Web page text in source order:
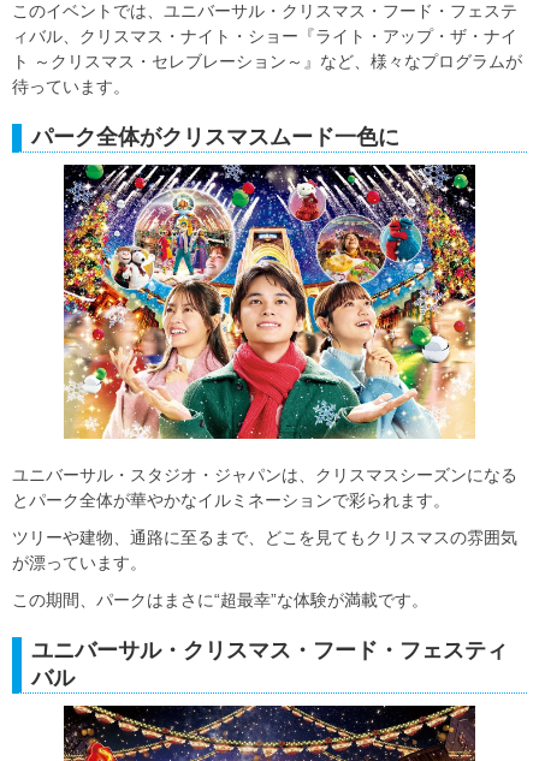
このイベントでは、ユニバーサル・クリスマス・フード・フェステ
ィバル、クリスマス・ナイト・ショー『ライト・アップ・ザ・ナイ
ト ～クリスマス・セレブレーション～』など、様々なプログラムが
待っています。
パーク全体がクリスマスムード一色に
ユニバーサル・スタジオ・ジャパンは、クリスマスシーズンになる
とパーク全体が華やかなイルミネーションで彩られます。
ツリーや建物、通路に至るまで、どこを見てもクリスマスの雰囲気
が漂っています。
この期間、パークはまさに“超最幸”な体験が満載です。
ユニバーサル・クリスマス・フード・フェスティ
バル